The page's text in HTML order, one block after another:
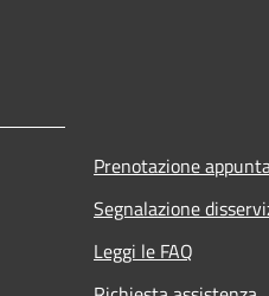
Prenotazione
Segnalazione
Leggi le FAQ